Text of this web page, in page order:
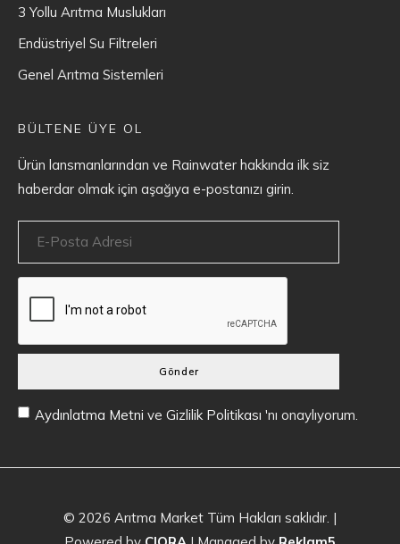
3 Yollu Arıtma Muslukları
Endüstriyel Su Filtreleri
Genel Arıtma Sistemleri
BÜLTENE ÜYE OL
Ürün lansmanlarından ve Rainwater hakkında ilk siz
haberdar olmak için aşağıya e-postanızı girin.
Gönder
Aydınlatma Metni ve Gizlilik Politikası 'nı onaylıyorum.
© 2026 Arıtma Market Tüm Hakları saklıdır. |